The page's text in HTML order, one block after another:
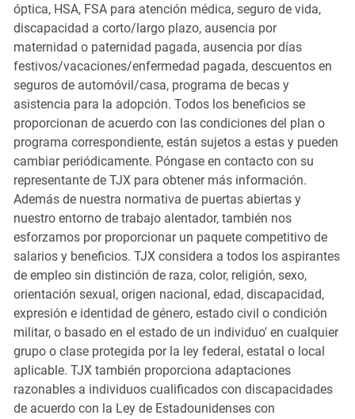
óptica, HSA, FSA para atención médica, seguro de vida,
discapacidad a corto/largo plazo, ausencia por
maternidad o paternidad pagada, ausencia por días
festivos/vacaciones/enfermedad pagada, descuentos en
seguros de automóvil/casa, programa de becas y
asistencia para la adopción. Todos los beneficios se
proporcionan de acuerdo con las condiciones del plan o
programa correspondiente, están sujetos a estas y pueden
cambiar periódicamente. Póngase en contacto con su
representante de TJX para obtener más información.
Además de nuestra normativa de puertas abiertas y
nuestro entorno de trabajo alentador, también nos
esforzamos por proporcionar un paquete competitivo de
salarios y beneficios. TJX considera a todos los aspirantes
de empleo sin distinción de raza, color, religión, sexo,
orientación sexual, origen nacional, edad, discapacidad,
expresión e identidad de género, estado civil o condición
militar, o basado en el estado de un individuo' en cualquier
grupo o clase protegida por la ley federal, estatal o local
aplicable. TJX también proporciona adaptaciones
razonables a individuos cualificados con discapacidades
de acuerdo con la Ley de Estadounidenses con